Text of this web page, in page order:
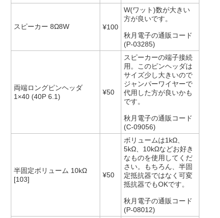
スピーカー 8Ω8W ¥100
W(ワット)数が大きい
方が良いです。
秋月電子の通販コード
(P-03285)
両端ロングピンヘッダ
1×40 (40P 6.1)
¥50
スピーカーの端子接続
用。このピンヘッダは
サイズ少し大きいので
ジャンパーワイヤーで
代用した方が良いかも
です。
秋月電子の通販コード
(C-09056)
半固定ボリューム 10kΩ
[103]
¥50
ボリュームは1kΩ、
5kΩ、10kΩなどお好き
なものを使用してくだ
さい。もちろん、半固
定抵抗器ではなく可変
抵抗器でもOKです。
秋月電子の通販コード
(P-08012)